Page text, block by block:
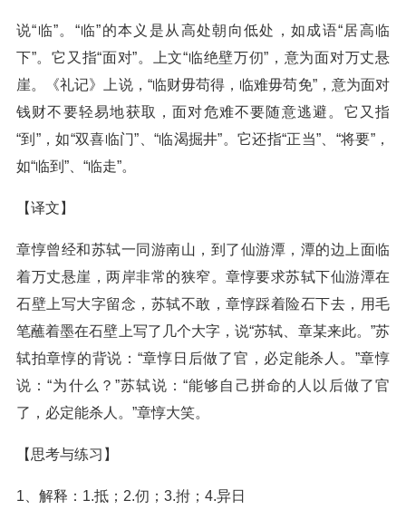
说“临”。“临”的本义是从高处朝向低处，如成语“居高临
下”。它又指“面对”。上文“临绝壁万仞”，意为面对万丈悬
崖。《礼记》上说，“临财毋苟得，临难毋苟免”，意为面对
钱财不要轻易地获取，面对危难不要随意逃避。它又指
“到”，如“双喜临门”、“临渴掘井”。它还指“正当”、“将要”，
如“临到”、“临走”。
【译文】
章惇曾经和苏轼一同游南山，到了仙游潭，潭的边上面临
着万丈悬崖，两岸非常的狭窄。章惇要求苏轼下仙游潭在
石壁上写大字留念，苏轼不敢，章惇踩着险石下去，用毛
笔蘸着墨在石壁上写了几个大字，说“苏轼、章某来此。”苏
轼拍章惇的背说：“章惇日后做了官，必定能杀人。”章惇
说：“为什么？”苏轼说：“能够自己拼命的人以后做了官
了，必定能杀人。”章惇大笑。
【思考与练习】
1、解释：1.抵；2.仞；3.拊；4.异日